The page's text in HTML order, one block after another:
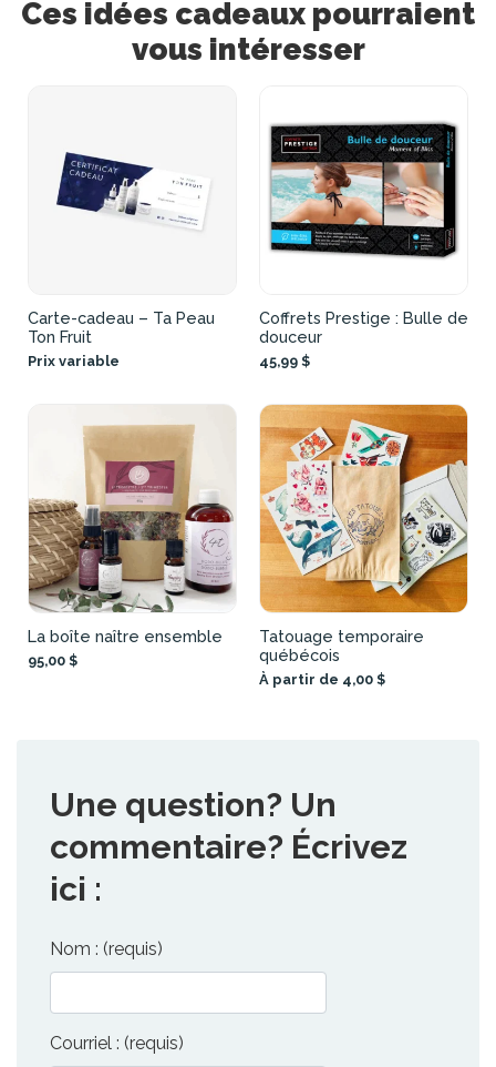
Ces idées cadeaux pourraient
vous intéresser
Carte-cadeau – Ta Peau
Ton Fruit
Prix variable
Coffrets Prestige : Bulle de
douceur
45,99 $
La boîte naître ensemble
95,00 $
Tatouage temporaire
québécois
À partir de 4,00 $
Une question? Un
commentaire? Écrivez
ici :
Nom : (requis)
Courriel : (requis)